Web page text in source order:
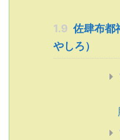
1.9 佐肆布都
やしろ）